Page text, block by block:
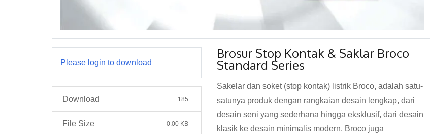
Please login to download
Download 185
File Size 0.00 KB
Brosur Stop Kontak & Saklar Broco
Standard Series
Sakelar dan soket (stop kontak) listrik Broco, adalah satu-
satunya produk dengan rangkaian desain lengkap, dari
desain seni yang sederhana hingga eksklusif, dari desain
klasik ke desain minimalis modern. Broco juga